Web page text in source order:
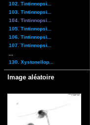
102. Tintinnopsi...
103. Tintinnopsi...
104. Tintinnopsi...
105. Tintinnopsi...
106. Tintinnopsi...
107. Tintinnopsi...
130. Xystonellop...
Image aléatoire